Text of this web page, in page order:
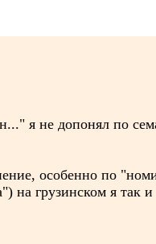
я не допонял по
особенно по
грузинском я так